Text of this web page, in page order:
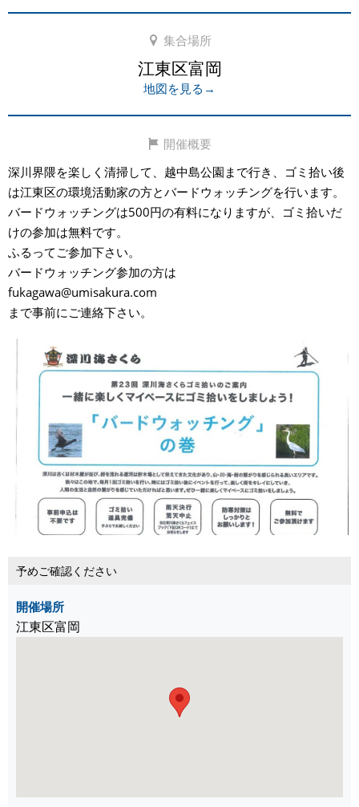
集合場所
江東区富岡
地図を見る→
開催概要
深川界隈を楽しく清掃して、越中島公園まで行き、ゴミ拾い後
は江東区の環境活動家の方とバードウォッチングを行います。
バードウォッチングは500円の有料になりますが、ゴミ拾いだ
けの参加は無料です。
ふるってご参加下さい。
バードウォッチング参加の方は
fukagawa@umisakura.com
まで事前にご連絡下さい。
予めご確認ください
開催場所
江東区富岡